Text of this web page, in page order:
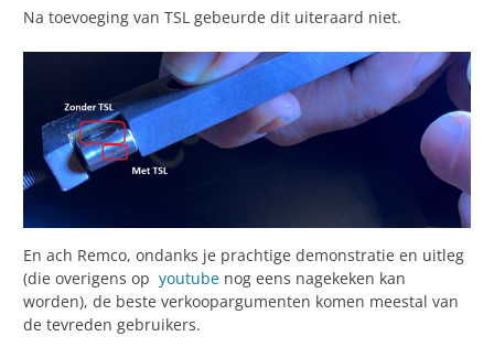
Na toevoeging van TSL gebeurde dit uiteraard niet.
En ach Remco, ondanks je prachtige demonstratie en uitleg
(die overigens op youtube nog eens nagekeken kan
worden), de beste verkoopargumenten komen meestal van
de tevreden gebruikers.